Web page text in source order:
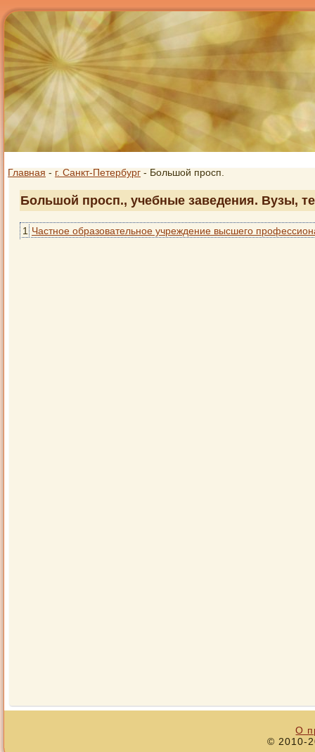
Главная - г. Санкт-Петербург - Большой просп.
Большой просп., учебные заведения. Вузы,
1 Частное образовательное учреждение высшего
О
© 2010-